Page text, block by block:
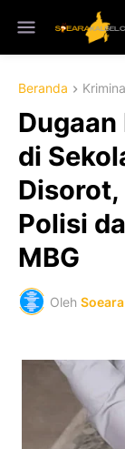
Beranda
di
Disorot,
Polisi
MBG
Oleh